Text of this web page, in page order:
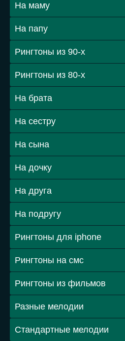
На маму
На папу
Рингтоны из 90-х
Рингтоны из 80-х
На брата
На сестру
На сына
На дочку
На друга
На подругу
Рингтоны для iphone
Рингтоны на смс
Рингтоны из фильмов
Разные мелодии
Стандартные мелодии